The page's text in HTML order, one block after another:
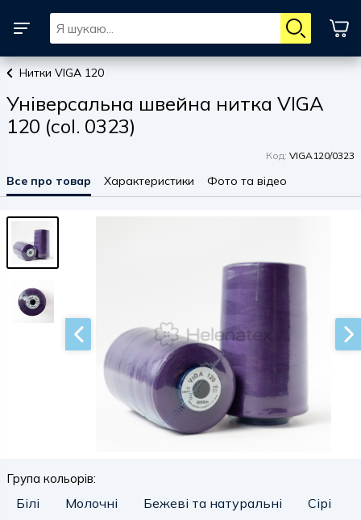
Нитки VIGA 120
Універсальна швейна нитка VIGA
120 (col. 0323)
Код: VIGA120/0323
Все про товар Характеристики Фото та відео
Група кольорів:
Білі Молочні Бежеві та натуральні
Сірі